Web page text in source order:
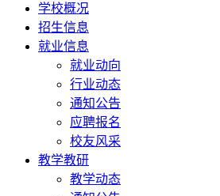
学校概况
招生信息
就业信息
就业动向
行业动态
通知公告
应聘报名
校友风采
教学教研
教学动态